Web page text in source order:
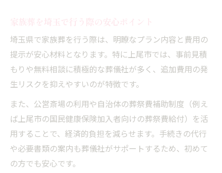
埼玉県で家族葬を行う際は、明瞭なプラン内容と費用の
提示が安心材料となります。特に上尾市では、事前見積
もりや無料相談に積極的な葬儀社が多く、追加費用の発
生リスクを抑えやすいのが特徴です。
また、公営斎場の利用や自治体の葬祭費補助制度（例え
ば上尾市の国民健康保険加入者向けの葬祭費給付）を活
用することで、経済的負担を減らせます。手続きの代行
や必要書類の案内も葬儀社がサポートするため、初めて
の方でも安心です。